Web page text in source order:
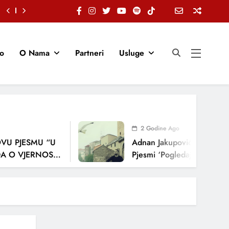
O Nama Partneri Usluge
“U
2 Godine Ago
Adnan Jakupović Donosi
Pjesmi ‘Pogledaj Me’